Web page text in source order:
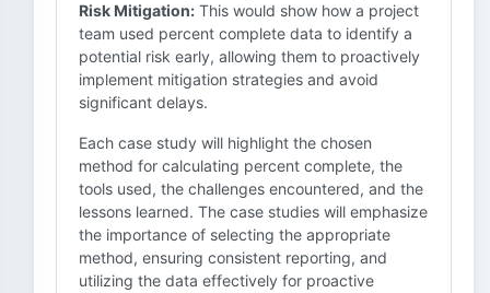
Risk Mitigation: This would show how a project
team used percent complete data to identify a
potential risk early, allowing them to proactively
implement mitigation strategies and avoid
significant delays.
Each case study will highlight the chosen
method for calculating percent complete, the
tools used, the challenges encountered, and the
lessons learned. The case studies will emphasize
the importance of selecting the appropriate
method, ensuring consistent reporting, and
utilizing the data effectively for proactive